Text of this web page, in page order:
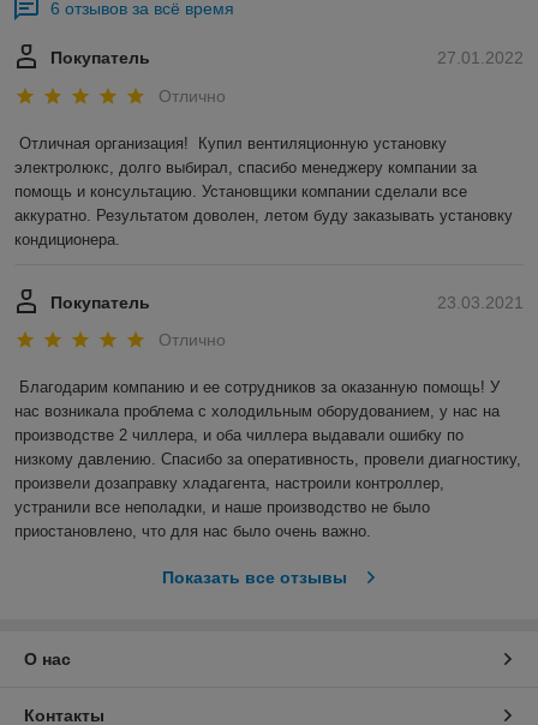
6 отзывов за всё время
27.01.2022
Покупатель
Отлично
Отличная организация!  Купил вентиляционную установку
электролюкс, долго выбирал, спасибо менеджеру компании за
помощь и консультацию. Установщики компании сделали все
аккуратно. Результатом доволен, летом буду заказывать установку
кондиционера.
23.03.2021
Покупатель
Отлично
Благодарим компанию и ее сотрудников за оказанную помощь! У
нас возникала проблема с холодильным оборудованием, у нас на
производстве 2 чиллера, и оба чиллера выдавали ошибку по
низкому давлению. Спасибо за оперативность, провели диагностику,
произвели дозаправку хладагента, настроили контроллер,
устранили все неполадки, и наше производство не было
приостановлено, что для нас было очень важно.
Показать все отзывы
О нас
Контакты